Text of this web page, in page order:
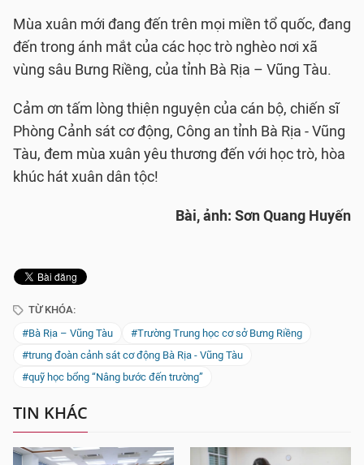
Mùa xuân mới đang đến trên mọi miền tổ quốc, đang
đến trong ánh mắt của các học trò nghèo nơi xã
vùng sâu Bưng Riềng, của tỉnh Bà Rịa – Vũng Tàu.
Cảm ơn tấm lòng thiện nguyện của cán bộ, chiến sĩ
Phòng Cảnh sát cơ động, Công an tỉnh Bà Rịa - Vũng
Tàu, đem mùa xuân yêu thương đến với học trò, hòa
khúc hát xuân dân tộc!
Bài, ảnh: Sơn Quang Huyến
TỪ KHÓA:
#Bà Rịa – Vũng Tàu
#Trường Trung học cơ sở Bưng Riềng
#trung đoàn cảnh sát cơ động Bà Rịa - Vũng Tàu
#quỹ học bổng “Nâng bước đến trường”
TIN KHÁC